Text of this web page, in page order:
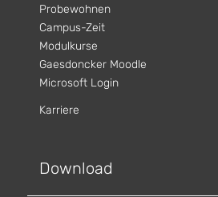
Probewohnen
Campus-Zeit
Modulkurse
Gaesdoncker Moodle
Microsoft Login
Karriere
Download